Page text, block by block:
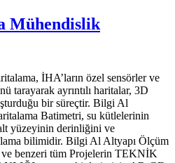
Mühendislik
İHA’ların özel sensörler ve
tarayarak ayrıntılı haritalar, 3D
bir süreçtir. Bilgi Al
Batimetri, su kütlelerinin
yüzeyinin derinliğini ve
bilimidir. Bilgi Al Altyapı Ölçüm
benzeri tüm Projelerin TEKNİK